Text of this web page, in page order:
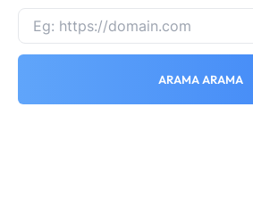
ARAMA ARAMA